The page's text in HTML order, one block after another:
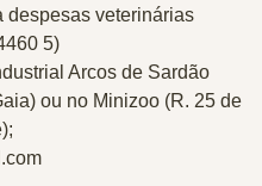
despesas veterinárias
5)
Arcos de Sardão
ou no Minizoo (R. 25 de